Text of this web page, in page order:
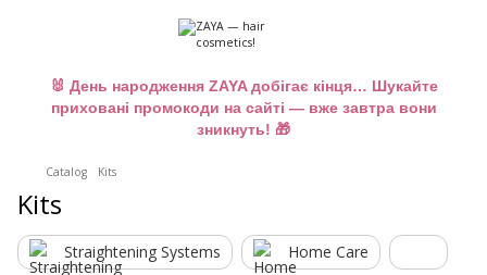
🐰 День народження ZAYA добігає кінця… Шукайте
приховані промокоди на сайті — вже завтра вони
зникнуть! 🎁
Catalog Kits
Kits
Straightening Systems Home Care